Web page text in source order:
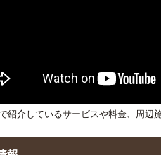
紹介しているサービスや料金、周辺